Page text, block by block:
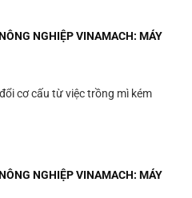
NGHIỆP VINAMACH: MÁY
cơ cấu từ việc trồng mì kém
NGHIỆP VINAMACH: MÁY